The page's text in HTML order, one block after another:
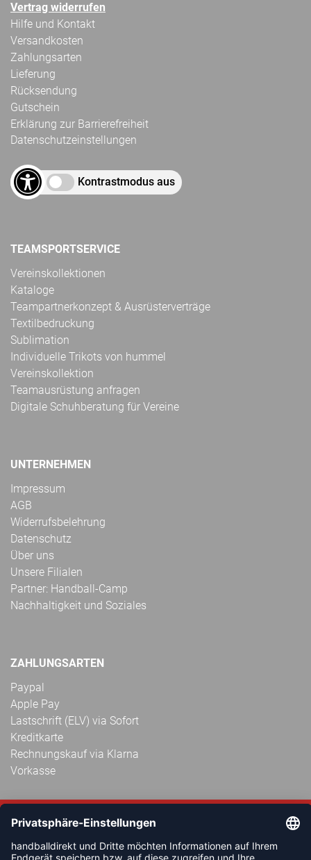
Vertrag widerrufen
Hilfe und Kontakt
Versandkosten
Zahlungsarten
Lieferung
Rücksendung
Gutschein
Erklärung zur Barrierefreiheit
Datenschutzeinstellungen
Kontrastmodus aus
TEAMSPORTSERVICE
Vereinskollektionen
Kataloge
Teampartnerkonzept & Ausrüsterverträge
Textilbedruckung
Sublimation
Individuelle Trikots von hummel
Vereinskollektion
Teamausrüstung anfragen
Digitale Schuhberatung für Vereine
UNTERNEHMEN
Impressum
AGB
Widerrufsbelehrung
Datenschutz
Über uns
Unsere Filialen
Partner: Handball-Camp
Nachhaltigkeit und Soziales
ZAHLUNGSARTEN
Paypal
Apple Pay
Lastschrift (ELV) via Sofort
Kreditkarte
Rechnungskauf via Klarna
Vorkasse
ABONNIERE JETZT DEN KOSTENLOSEN
NEUIGKEIT ODER AKTION MEHR.